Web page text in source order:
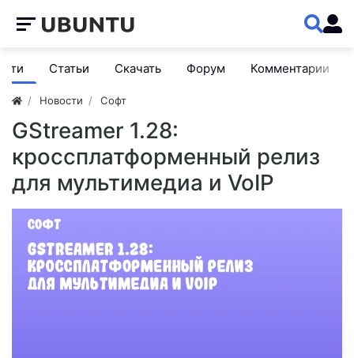
Статьи Скачать Форум Комментарии
Новости Софт
GStreamer 1.28:
кроссплатформенный релиз
для мультимедиа и VoIP